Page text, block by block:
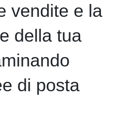
vendite e la
della tua
di posta